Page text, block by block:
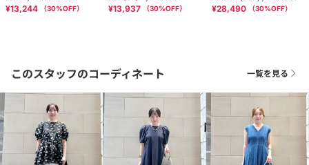
¥13,244 （30%OFF） ¥13,937 （30%OFF） ¥28,490 （30%OFF）
このスタッフのコーディネート 一覧を見る